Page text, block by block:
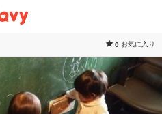
0 お気に入り